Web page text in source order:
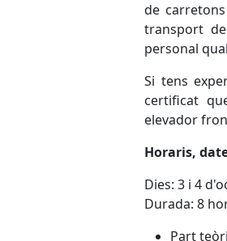
de
transport
personal
Si tens
certificat
elevador
Horaris,
Dies: 3 i 4
Durada: 8
Part